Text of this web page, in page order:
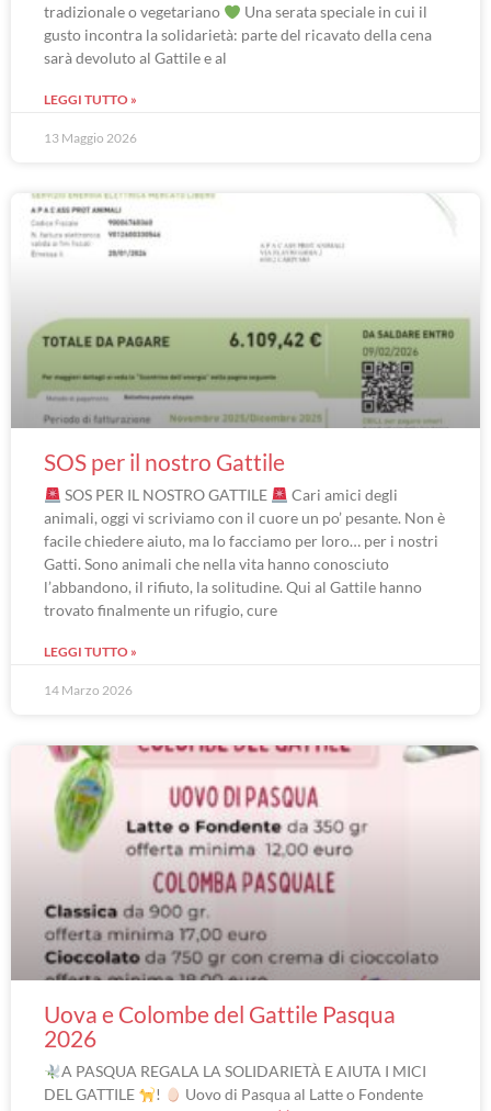
tradizionale o vegetariano
Una serata speciale in cui il
gusto incontra la solidarietà: parte del ricavato della cena
sarà devoluto al Gattile e al
LEGGI TUTTO »
13 Maggio 2026
SOS per il nostro Gattile
SOS PER IL NOSTRO GATTILE
Cari amici degli
animali, oggi vi scriviamo con il cuore un po’ pesante. Non è
facile chiedere aiuto, ma lo facciamo per loro… per i nostri
Gatti. Sono animali che nella vita hanno conosciuto
l’abbandono, il rifiuto, la solitudine. Qui al Gattile hanno
trovato finalmente un rifugio, cure
LEGGI TUTTO »
14 Marzo 2026
Uova e Colombe del Gattile Pasqua
2026
A PASQUA REGALA LA SOLIDARIETÀ E AIUTA I MICI
DEL GATTILE
!
Uovo di Pasqua al Latte o Fondente